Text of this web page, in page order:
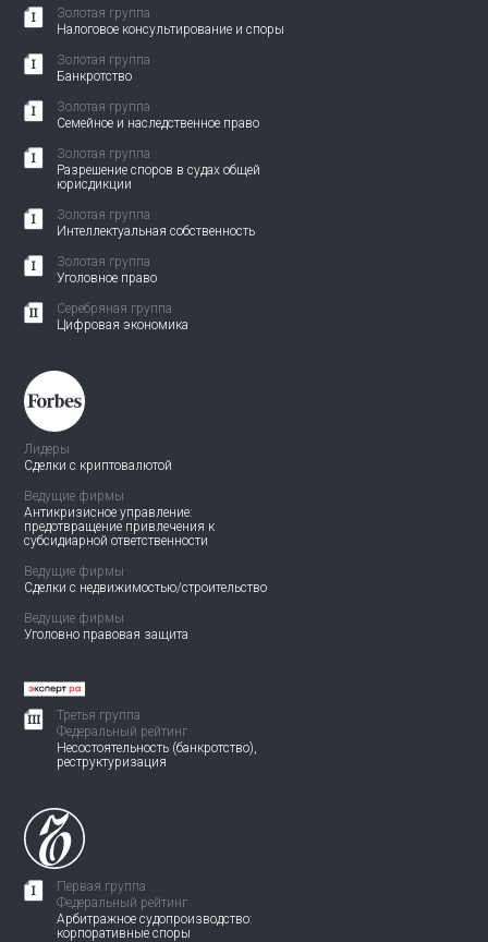
Золотая группа
Налоговое консультирование и споры
Золотая группа
Банкротство
Золотая группа
Семейное и наследственное право
Золотая группа
Разрешение споров в судах общей
юрисдикции
Золотая группа
Интеллектуальная собственность
Золотая группа
Уголовное право
Серебряная группа
Цифровая экономика
Лидеры
Сделки с криптовалютой
Ведущие фирмы
Антикризисное управление:
предотвращение привлечения к
субсидиарной ответственности
Ведущие фирмы
Сделки с недвижимостью/строительство
Ведущие фирмы
Уголовно правовая защита
Третья группа
Федеральный рейтинг
Несостоятельность (банкротство),
реструктуризация
Первая группа
Федеральный рейтинг
Арбитражное судопроизводство:
корпоративные споры